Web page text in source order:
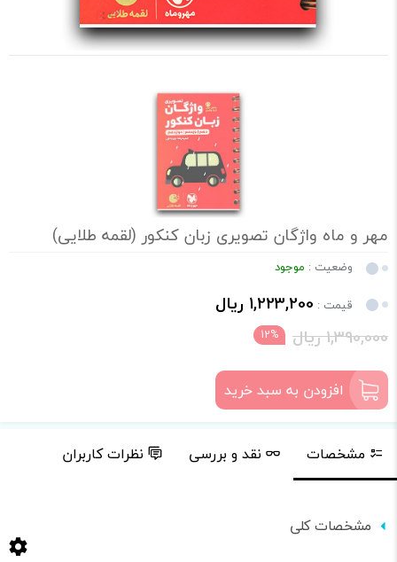
مهر و ماه واژگان تصویری زبان کنکور (لقمه طلایی)
وضعیت : موجود
قیمت : 1,223,200 ریال
1,390,000 ریال
12%
افزودن به سبد خرید
مشخصات نقد و بررسی نظرات کاربران
مشخصات کلی